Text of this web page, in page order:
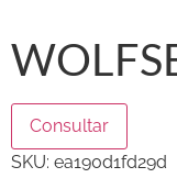
Consultar
SKU: ea190d1fd29d